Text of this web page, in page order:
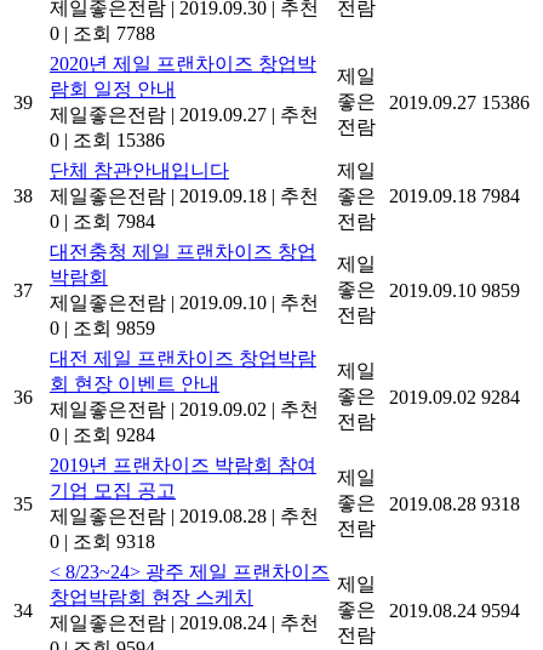
제일좋은전람 | 2019.09.30 | 추천
0 | 조회 7788
전람
39
2020년 제일 프랜차이즈 창업박
람회 일정 안내
제일좋은전람 | 2019.09.27 | 추천
0 | 조회 15386
제일
좋은
전람
2019.09.27 15386
38
단체 참관안내입니다
제일좋은전람 | 2019.09.18 | 추천
0 | 조회 7984
제일
좋은
전람
2019.09.18 7984
37
대전충청 제일 프랜차이즈 창업
박람회
제일좋은전람 | 2019.09.10 | 추천
0 | 조회 9859
제일
좋은
전람
2019.09.10 9859
36
대전 제일 프랜차이즈 창업박람
회 현장 이벤트 안내
제일좋은전람 | 2019.09.02 | 추천
0 | 조회 9284
제일
좋은
전람
2019.09.02 9284
35
2019년 프랜차이즈 박람회 참여
기업 모집 공고
제일좋은전람 | 2019.08.28 | 추천
0 | 조회 9318
제일
좋은
전람
2019.08.28 9318
34
< 8/23~24> 광주 제일 프랜차이즈
창업박람회 현장 스케치
제일좋은전람 | 2019.08.24 | 추천
제일
좋은
전람
2019.08.24 9594